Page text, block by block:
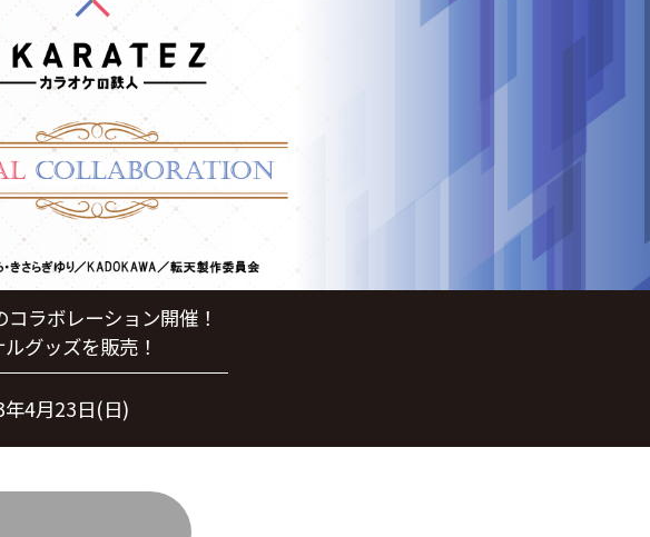
ラボレーション開催！
グッズを販売！
4月23日(日)